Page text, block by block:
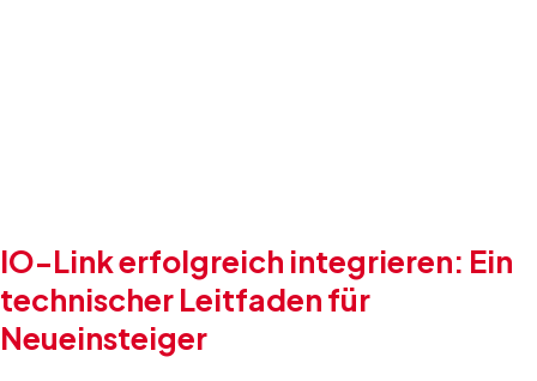
IO-Link erfolgreich integrieren: Ein
technischer Leitfaden für
Neueinsteiger